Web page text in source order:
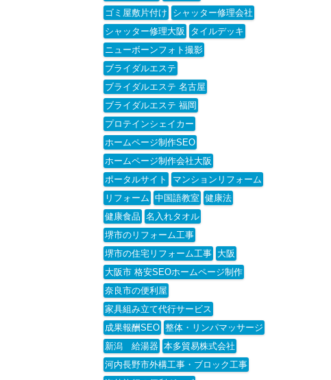
ゴミ屋敷片付け
シャッター修理会社
シャッター修理大阪
タイルデッキ
ニューボーンフォト撮影
ブライダルエステ
ブライダルエステ 名古屋
ブライダルエステ 福岡
プロテインシェイカー
ホームページ制作SEO
ホームページ制作会社大阪
ポータルサイト
マンションリフォーム
リフォーム 中国語教室 健康法
健康食品 名入れタオル
堺市のリフォーム工事
堺市の住宅リフォーム工事 大阪
大阪市 格安SEOホームページ制作
奈良市の便利屋
家具組み立て代行サービス
成果報酬SEO 整体・リンパマッサージ
新潟 給湯器 本多貿易株式会社
河内長野市外構工事・ブロック工事